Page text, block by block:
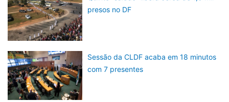
presos no DF
Sessão da CLDF acaba em 18 minutos
com 7 presentes